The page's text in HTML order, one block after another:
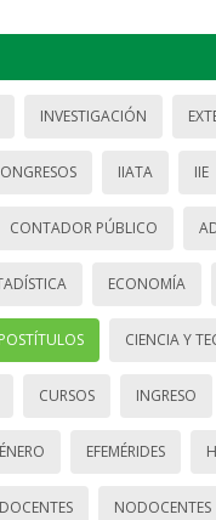
INVESTIGACIÓN
IIATA IIE
CONTADOR PÚBLICO
ECONOMÍA
POSTÍTULOS CIENCIA Y
CURSOS INGRESO
EFEMÉRIDES
DOCENTES NODOCENTES